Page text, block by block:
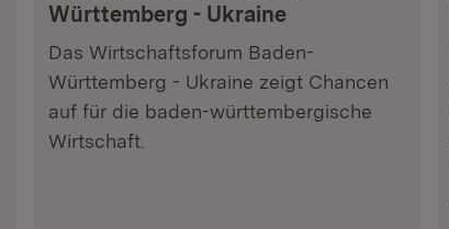
Württemberg - Ukraine
Das Wirtschaftsforum Baden-
Württemberg - Ukraine zeigt Chancen
auf für die baden-württembergische
Wirtschaft.